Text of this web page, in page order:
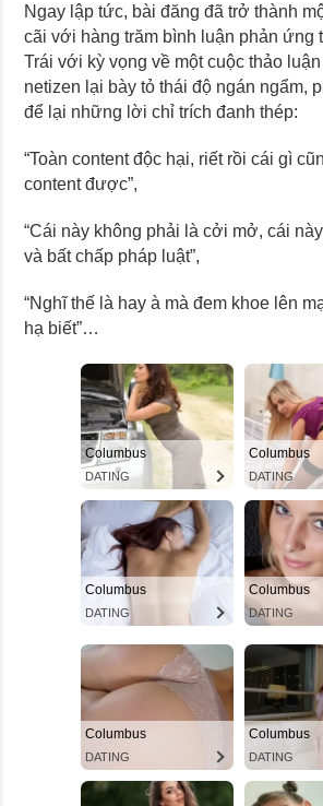
Ngay lập tức, bài đăng đã trở thành
cãi với hàng trăm bình luận phản ứng
Trái với kỳ vọng về một cuộc thảo
netizen lại bày tỏ thái độ ngán ngẩm,
để lại những lời chỉ trích đanh thép:
“Toàn content độc hại, riết rồi cái gì
content được”,
“Cái này không phải là cởi mở, cái
và bất chấp pháp luật”,
“Nghĩ thế là hay à mà đem khoe lên
hạ biết”…